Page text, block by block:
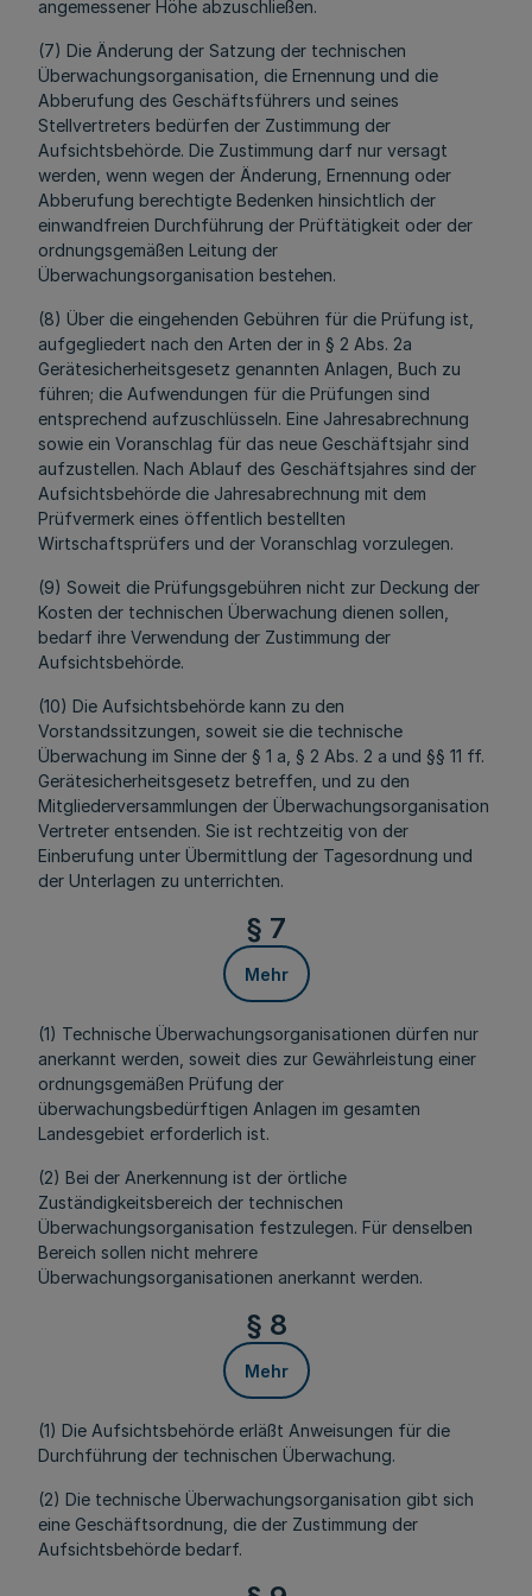
angemessener Höhe abzuschließen.
(7) Die Änderung der Satzung der technischen
Überwachungsorganisation, die Ernennung und die
Abberufung des Geschäftsführers und seines
Stellvertreters bedürfen der Zustimmung der
Aufsichtsbehörde. Die Zustimmung darf nur versagt
werden, wenn wegen der Änderung, Ernennung oder
Abberufung berechtigte Bedenken hinsichtlich der
einwandfreien Durchführung der Prüftätigkeit oder der
ordnungsgemäßen Leitung der
Überwachungsorganisation bestehen.
(8) Über die eingehenden Gebühren für die Prüfung ist,
aufgegliedert nach den Arten der in § 2 Abs. 2a
Gerätesicherheitsgesetz genannten Anlagen, Buch zu
führen; die Aufwendungen für die Prüfungen sind
entsprechend aufzuschlüsseln. Eine Jahresabrechnung
sowie ein Voranschlag für das neue Geschäftsjahr sind
aufzustellen. Nach Ablauf des Geschäftsjahres sind der
Aufsichtsbehörde die Jahresabrechnung mit dem
Prüfvermerk eines öffentlich bestellten
Wirtschaftsprüfers und der Voranschlag vorzulegen.
(9) Soweit die Prüfungsgebühren nicht zur Deckung der
Kosten der technischen Überwachung dienen sollen,
bedarf ihre Verwendung der Zustimmung der
Aufsichtsbehörde.
(10) Die Aufsichtsbehörde kann zu den
Vorstandssitzungen, soweit sie die technische
Überwachung im Sinne der § 1 a, § 2 Abs. 2 a und §§ 11 ff.
Gerätesicherheitsgesetz betreffen, und zu den
Mitgliederversammlungen der Überwachungsorganisation
Vertreter entsenden. Sie ist rechtzeitig von der
Einberufung unter Übermittlung der Tagesordnung und
der Unterlagen zu unterrichten.
§ 7
Mehr
(1) Technische Überwachungsorganisationen dürfen nur
anerkannt werden, soweit dies zur Gewährleistung einer
ordnungsgemäßen Prüfung der
überwachungsbedürftigen Anlagen im gesamten
Landesgebiet erforderlich ist.
(2) Bei der Anerkennung ist der örtliche
Zuständigkeitsbereich der technischen
Überwachungsorganisation festzulegen. Für denselben
Bereich sollen nicht mehrere
Überwachungsorganisationen anerkannt werden.
§ 8
Mehr
(1) Die Aufsichtsbehörde erläßt Anweisungen für die
Durchführung der technischen Überwachung.
(2) Die technische Überwachungsorganisation gibt sich
eine Geschäftsordnung, die der Zustimmung der
Aufsichtsbehörde bedarf.